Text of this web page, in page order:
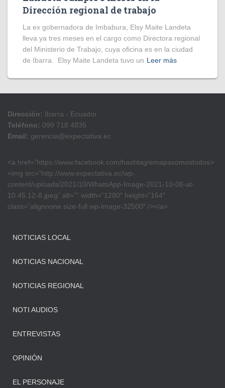
Dirección regional de trabajo
La ex gobernadora de Imbabura, Elsy Maite Landeta
lleva ya tres meses en el cargo como Directora regional
del Ministerio de Trabajo, cuya oficina es en la ciudad
de Ibarra. Elsy Maite Landeta tuvo un Leer más
Dirección: Ibarra - Ecuador
Teléfono: 099 718 4835
Email: gerencia@expectativa.ec
<a href=”https://www.facebook.com/hashtag/emapasomostodos>
<img src=”http://www.expectativa.ec/wp-
content/uploads/2021/10/WhatsApp-Image-2021-10-08-at-
10.45.12-8.jpeg” alt=”” width=”1280″ height=”164″
class=”alignnone size-full wp-image-32500″ /></a>
NOTICIAS LOCAL
NOTICIAS NACIONAL
NOTICIAS REGIONAL
NOTI AUDIOS
ENTREVISTAS
OPINIÓN
EL PERSONAJE